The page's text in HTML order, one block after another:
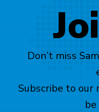
Don’t miss
Subscribe to